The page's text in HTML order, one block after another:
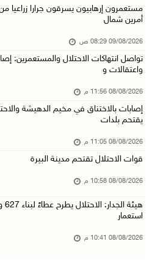
مستعمرون يهاجمون مسجدا في بلدة
08/آب/2026 09:11 م
الاحتلال يقتحم كوبر شمال رام الله
الاحتلال ينصب حواجز طيارة في
08/آب/2026 07:56 م
مستعمرون يهاجمون قرية أبو فلاح
08/آب/2026 07:07 م
مستعمرون يقتحمون بلدة بيت عور
08/آب/2026 06:39 م
فلسطين تدين الهجوم على ناقلة
مستعمرون إرهابيون يسرقون جرارا زراعيا
أمرين شمال
09/08/2026 08:29 ص
تواصل انتهاكات الاحتلال والمستعمرين:
واعتقالات و
08/08/2026 11:56 م
إصابات بالاختناق في مخيم الدهيشة
يقتحم بلدات
08/08/2026 11:05 م
قوات الاحتلال تقتحم مدينة البيرة
08/08/2026 10:58 م
استعمار
08/08/2026 10:41 م